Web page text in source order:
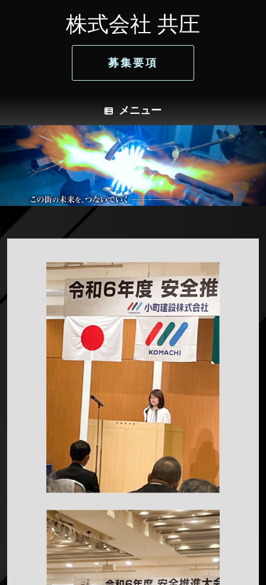
株式会社 共圧
募集要項
メニュー